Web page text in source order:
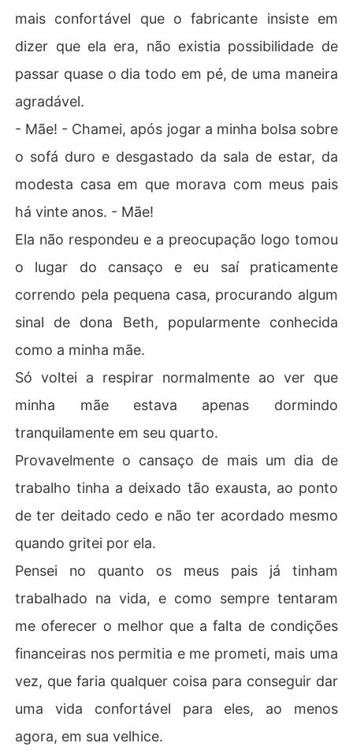
mais confortável que o fabricante insiste em
dizer que ela era, não existia possibilidade de
passar quase o dia todo em pé, de uma maneira
agradável.
- Mãe! - Chamei, após jogar a minha bolsa sobre
o sofá duro e desgastado da sala de estar, da
modesta casa em que morava com meus pais
há vinte anos. - Mãe!
Ela não respondeu e a preocupação logo tomou
o lugar do cansaço e eu saí praticamente
correndo pela pequena casa, procurando algum
sinal de dona Beth, popularmente conhecida
como a minha mãe.
Só voltei a respirar normalmente ao ver que
minha mãe estava apenas dormindo
tranquilamente em seu quarto.
Provavelmente o cansaço de mais um dia de
trabalho tinha a deixado tão exausta, ao ponto
de ter deitado cedo e não ter acordado mesmo
quando gritei por ela.
Pensei no quanto os meus pais já tinham
trabalhado na vida, e como sempre tentaram
me oferecer o melhor que a falta de condições
financeiras nos permitia e me prometi, mais uma
vez, que faria qualquer coisa para conseguir dar
uma vida confortável para eles, ao menos
agora, em sua velhice.